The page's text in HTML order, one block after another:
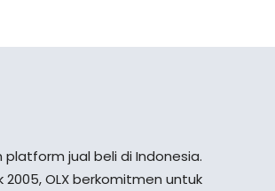
platform jual beli di Indonesia.
2005, OLX berkomitmen untuk